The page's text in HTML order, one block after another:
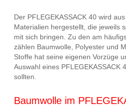
Der PFLEGEKASSACK 40 wird
Materialien hergestellt, die jeweils
mit sich bringen. Zu den am
zählen Baumwolle, Polyester und
Stoffe hat seine eigenen Vorzüge
Auswahl eines PFLEGEKASSACK
sollten.
Baumwolle im